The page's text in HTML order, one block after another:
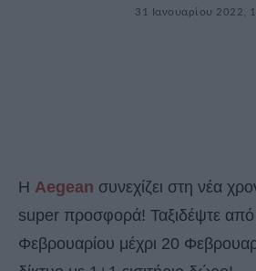
31 Ιανουαρίου 2022,
H Aegean συνεχίζει στη νέα
super προσφορά! Ταξιδέψτε από
Φεβρουαρίου μέχρι 20